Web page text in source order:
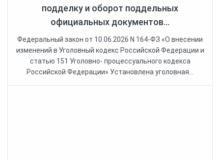
подделку и оборот поддельных
официальных документов...
Федеральный закон от 10.06.2026 N 164-ФЗ «О внесении
изменений в Уголовный кодекс Российской Федерации и
статью 151 Уголовно- процессуального кодекса
Российской Федерации» Установлена уголовная...